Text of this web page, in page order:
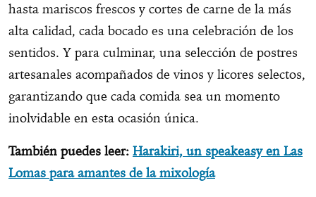
hasta mariscos frescos y cortes de carne de la más
alta calidad, cada bocado es una celebración de los
sentidos. Y para culminar, una selección de postres
artesanales acompañados de vinos y licores selectos,
garantizando que cada comida sea un momento
inolvidable en esta ocasión única.
También puedes leer: Harakiri, un speakeasy en Las
Lomas para amantes de la mixología